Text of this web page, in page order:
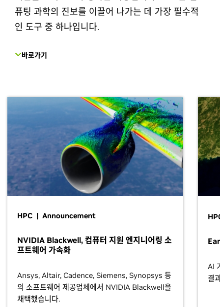
퓨팅 과학의 진보를 이끌어 나가는 데 가장 필수적
인 도구 중 하나입니다.
바로가기
HPC | Announcement
NVIDIA Blackwell, 컴퓨터 지원 엔지니어링 소
프트웨어 가속화
Ansys, Altair, Cadence, Siemens, Synopsys 등
의 소프트웨어 제공업체에서 NVIDIA Blackwell을
채택했습니다.
AI
결